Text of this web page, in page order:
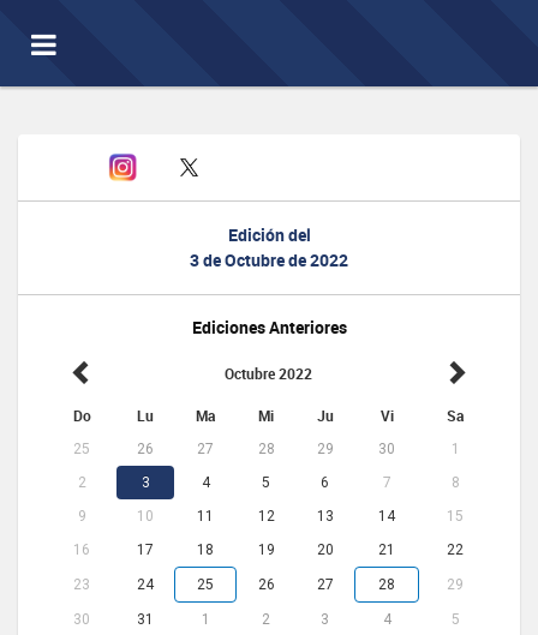
Toggle
navigation
Edición del
3 de Octubre de 2022
Ediciones Anteriores
Octubre 2022
Do Lu Ma Mi Ju Vi Sa
25 26 27 28 29 30
1
2
3 4 5 6 7
8
9
10 11 12 13 14
15
16
17 18 19 20 21 22
23 24 25 26 27 28 29
30 31 1 2 3 4 5